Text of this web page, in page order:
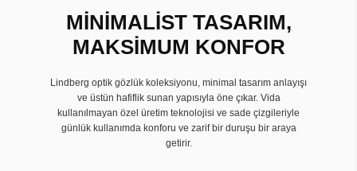
MİNİMALİST TASARIM,
MAKSİMUM KONFOR
Lindberg optik gözlük koleksiyonu, minimal tasarım anlayışı
ve üstün hafiflik sunan yapısıyla öne çıkar. Vida
kullanılmayan özel üretim teknolojisi ve sade çizgileriyle
günlük kullanımda konforu ve zarif bir duruşu bir araya
getirir.